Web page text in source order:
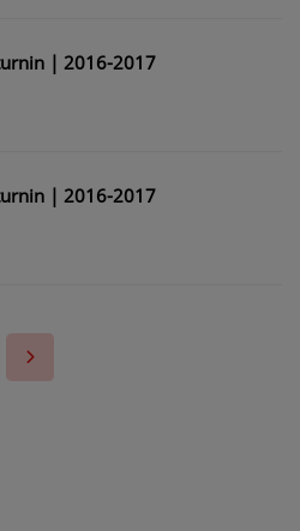
| 2016-2017
| 2016-2017